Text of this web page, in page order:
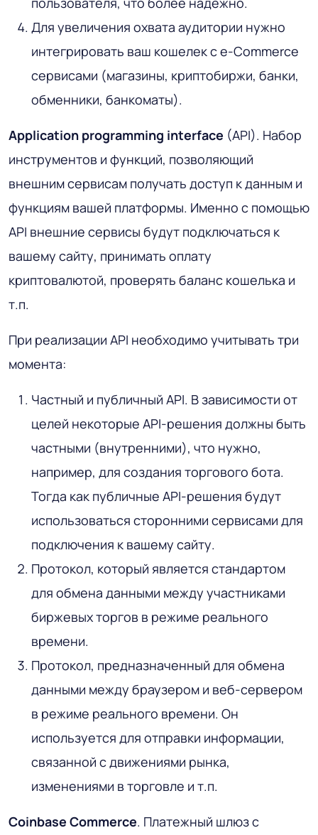
Для увеличения охвата аудитории нужно
интегрировать ваш кошелек с e-Commerce
сервисами (магазины, криптобиржи, банки,
обменники, банкоматы).
Application programming interface (API). Набор
инструментов и функций, позволяющий
внешним сервисам получать доступ к данным и
функциям вашей платформы. Именно с помощью
API внешние сервисы будут подключаться к
вашему сайту, принимать оплату
криптовалютой, проверять баланс кошелька и
т.п.
При реализации API необходимо учитывать три
момента:
Частный и публичный API. В зависимости от
целей некоторые API-решения должны быть
частными (внутренними), что нужно,
например, для создания торгового бота.
Тогда как публичные API-решения будут
использоваться сторонними сервисами для
подключения к вашему сайту.
Протокол, который является стандартом
для обмена данными между участниками
биржевых торгов в режиме реального
времени.
Протокол, предназначенный для обмена
данными между браузером и веб-сервером
в режиме реального времени. Он
используется для отправки информации,
связанной с движениями рынка,
изменениями в торговле и т.п.
Coinbase Commerce. Платежный шлюз с